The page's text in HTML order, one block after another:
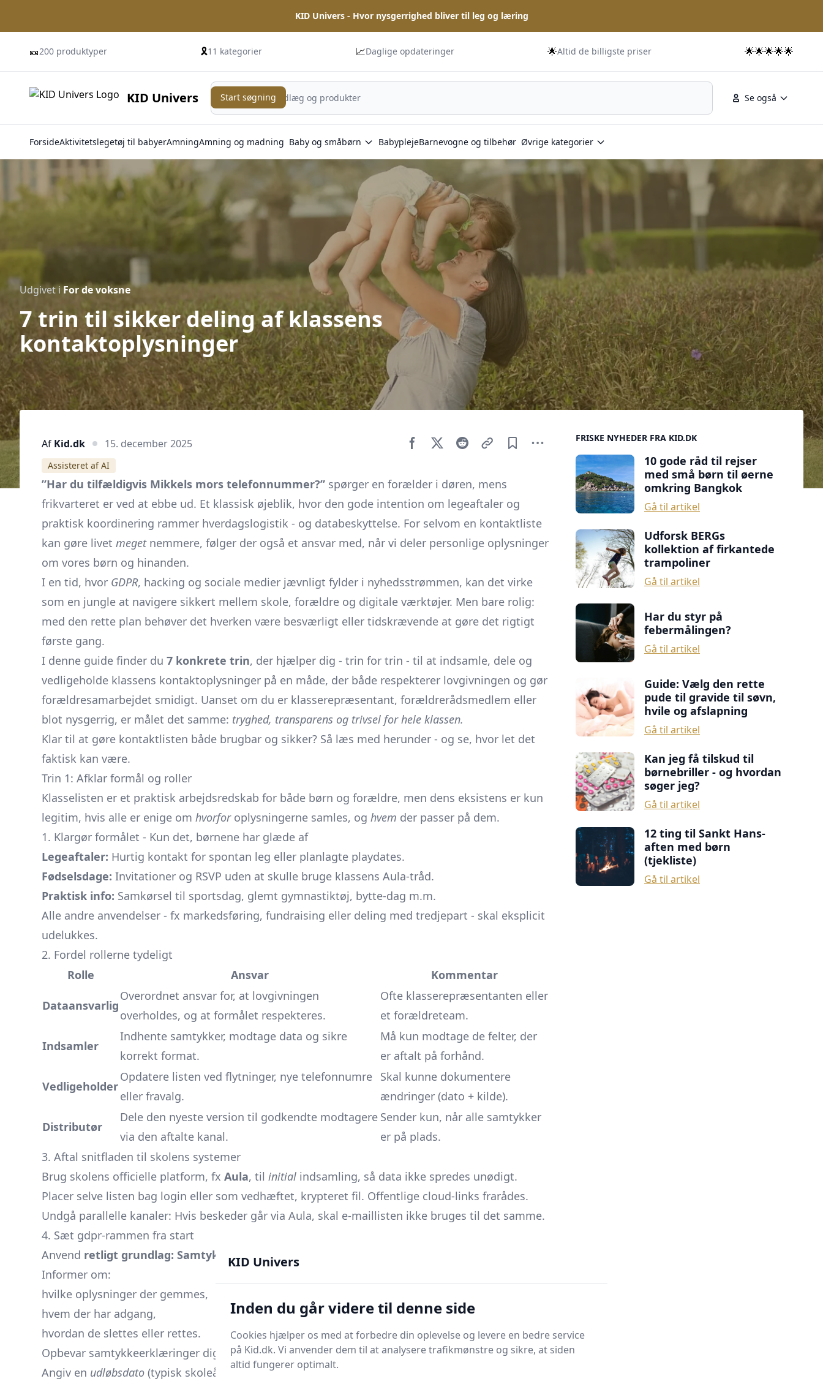
KID Univers - Hvor nysgerrighed bliver til leg og læring
🎫200 produktyper 🎗️11 kategorier 📈Daglige opdateringer 🌟Altid de billigste priser 🌟🌟🌟🌟🌟
KID Univers Se også
Start søgning
Start søgning
ForsideAktivitetslegetøj til babyerAmningAmning og madning Baby og småbørn BabyplejeBarnevogne og tilbehør Øvrige kategorier
Udgivet iFor de voksne
7 trin til sikker deling af klassens
kontaktoplysninger
Af Kid.dk 15. december 2025
Assisteret af AI
”Har du tilfældigvis Mikkels mors telefonnummer?” spørger en forælder i døren, mens
frikvarteret er ved at ebbe ud. Et klassisk øjeblik, hvor den gode intention om legeaftaler og
praktisk koordinering rammer hverdagslogistik - og databeskyttelse. For selvom en kontaktliste
kan gøre livet megetnemmere, følger der også et ansvar med, når vi deler personlige oplysninger
om vores børn og hinanden.
I en tid, hvor GDPR, hacking og sociale medier jævnligt fylder i nyhedsstrømmen, kan det virke
som en jungle at navigere sikkert mellem skole, forældre og digitale værktøjer. Men bare rolig:
med den rette plan behøver det hverken være besværligt eller tidskrævende at gøre det rigtigt
første gang.
I denne guide finder du 7 konkrete trin, der hjælper dig - trin for trin - til at indsamle, dele og
vedligeholde klassens kontaktoplysninger på en måde, der både respekterer lovgivningen og gør
forældresamarbejdet smidigt. Uanset om du er klasserepræsentant, forældrerådsmedlem eller
blot nysgerrig, er målet det samme: tryghed, transparens og trivsel for hele klassen.
Klar til at gøre kontaktlisten både brugbar og sikker? Så læs med herunder - og se, hvor let det
faktisk kan være.
Trin 1: Afklar formål og roller
Klasselisten er et praktisk arbejdsredskab for både børn og forældre, men dens eksistens er kun
legitim, hvis alle er enige om hvorforoplysningerne samles, og hvem der passer på dem.
1. Klargør formålet - Kun det, børnene har glæde af
Legeaftaler: Hurtig kontakt for spontan leg eller planlagte playdates.
Fødselsdage: Invitationer og RSVP uden at skulle bruge klassens Aula-tråd.
Praktisk info: Samkørsel til sportsdag, glemt gymnastiktøj, bytte-dag m.m.
Alle andre anvendelser - fx markedsføring, fundraising eller deling med tredjepart - skal eksplicit
udelukkes.
2. Fordel rollerne tydeligt
Rolle
Ansvar Kommentar
Dataansvarlig
Overordnet ansvar for, at lovgivningen
overholdes, og at formålet respekteres.
Ofte klasserepræsentanten eller
et forældreteam.
Indsamler
Indhente samtykker, modtage data og sikre
korrekt format.
Må kun modtage de felter, der
er aftalt på forhånd.
Vedligeholder
Opdatere listen ved flytninger, nye telefonnumre
eller fravalg.
Skal kunne dokumentere
ændringer (dato + kilde).
Distributør
Dele den nyeste version til godkendte modtagere
via den aftalte kanal.
Sender kun, når alle samtykker
er på plads.
3. Aftal snitfladen til skolens systemer
Brug skolens officielle platform, fx Aula, til initial indsamling, så data ikke spredes unødigt.
Placer selve listen bag login eller som vedhæftet, krypteret fil. Offentlige cloud-links frarådes.
Undgå parallelle kanaler: Hvis beskeder går via Aula, skal e-maillisten ikke bruges til det samme.
4. Sæt gdpr-rammen fra start
Anvend retligt grundlag: Samtykke. Ingen samtykke = ingen data på listen.
Informer om:
hvilke oplysninger der gemmes,
hvem der har adgang,
hvordan de slettes eller rettes.
Opbevar samtykkeerklæringer digitalt eller på papir sammen med klasselisten.
Angiv en udløbsdato (typisk skoleårets afslutning), hvorefter listen automatisk slettes eller
Sidebar
FRISKE NYHEDER FRA KID.DK
10 gode råd til rejser
med små børn til øerne
omkring Bangkok
Gå til artikel
Udforsk BERGs
kollektion af firkantede
trampoliner
Gå til artikel
Har du styr på
febermålingen?
Gå til artikel
Guide: Vælg den rette
pude til gravide til søvn,
hvile og afslapning
Gå til artikel
Kan jeg få tilskud til
børnebriller - og hvordan
søger jeg?
Gå til artikel
12 ting til Sankt Hans-
aften med børn
(tjekliste)
Gå til artikel
KID Univers
Inden du går videre til denne side
Cookies hjælper os med at forbedre din oplevelse og levere en bedre service
på Kid.dk. Vi anvender dem til at analysere trafikmønstre og sikre, at siden
altid fungerer optimalt.